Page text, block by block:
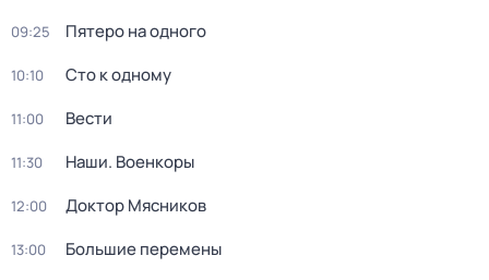
09:25 Пятеро на одного
10:10 Сто к одному
11:00 Вести
11:30 Наши. Военкоры
12:00 Доктор Мясников
13:00 Большие перемены